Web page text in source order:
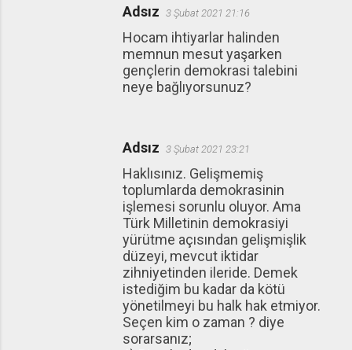
Adsız 3 Şubat 2021 21:16
Hocam ihtiyarlar halinden
memnun mesut yaşarken
gençlerin demokrasi talebini
neye bağlıyorsunuz?
Adsız 3 Şubat 2021 23:21
Haklısınız. Gelişmemiş
toplumlarda demokrasinin
işlemesi sorunlu oluyor. Ama
Türk Milletinin demokrasiyi
yürütme açısından gelişmişlik
düzeyi, mevcut iktidar
zihniyetinden ileride. Demek
istediğim bu kadar da kötü
yönetilmeyi bu halk hak etmiyor.
Seçen kim o zaman ? diye
sorarsanız;